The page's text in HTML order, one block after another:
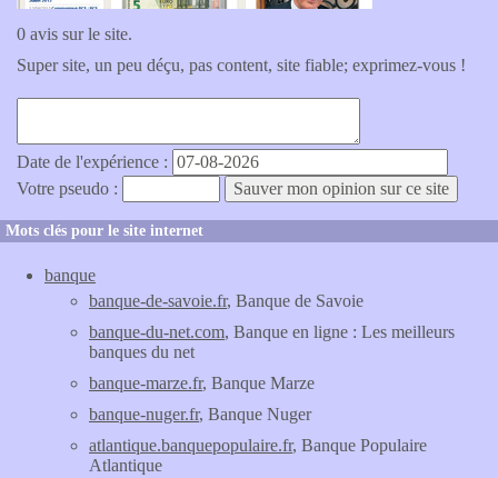
0 avis sur le site.
Super site, un peu déçu, pas content, site fiable; exprimez-vous !
Date de l'expérience :
Votre pseudo :
Mots clés pour le site internet
banque
banque-de-savoie.fr, Banque de Savoie
banque-du-net.com, Banque en ligne : Les meilleurs
banques du net
banque-marze.fr, Banque Marze
banque-nuger.fr, Banque Nuger
atlantique.banquepopulaire.fr, Banque Populaire
Atlantique